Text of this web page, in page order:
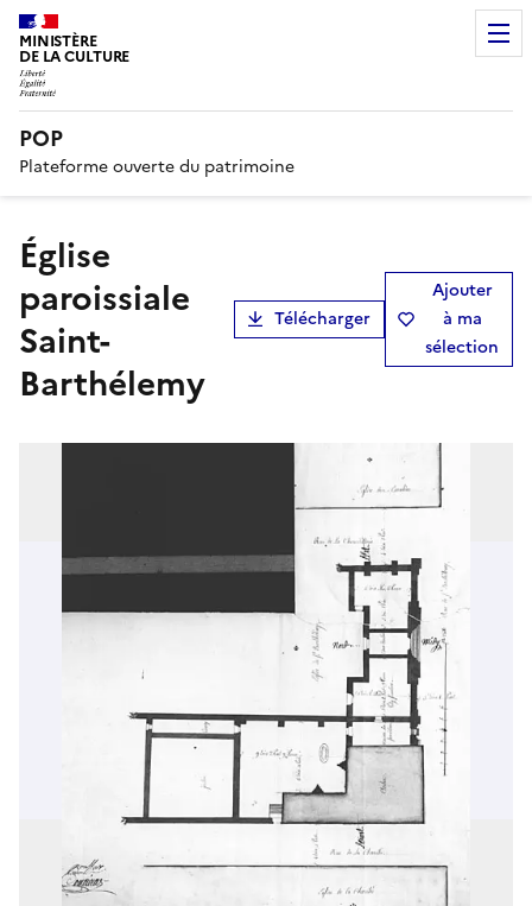
MINISTÈRE
DE LA CULTURE
POP
Plateforme ouverte du patrimoine
église
paroissiale
Saint-
Barthélemy
Télécharger
Ajouter
à ma
sélection